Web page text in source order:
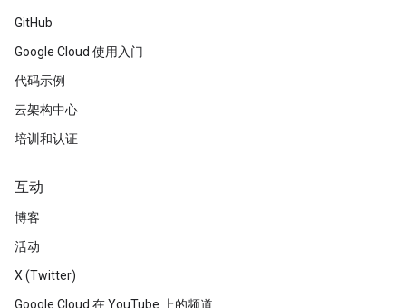
GitHub
Google Cloud 使用入门
代码示例
云架构中心
培训和认证
互动
博客
活动
X (Twitter)
Google Cloud 在 YouTube 上的频道